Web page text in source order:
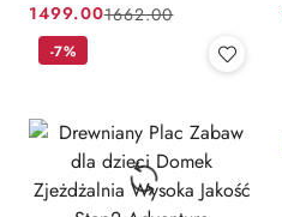
Cena
promocyjna:
1499.00
Cena
przed
1662.00
-7%